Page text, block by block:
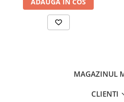
suportului anatomic in permanenta.
Suportul anatomic Tega Baby
materiale, productia acestuia fiind
MAGAZINUL
CLIENTI